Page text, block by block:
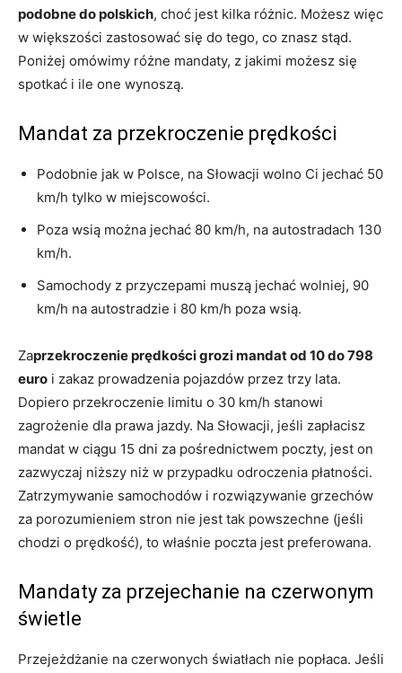
podobne do polskich, choć jest kilka różnic. Możesz więc
w większości zastosować się do tego, co znasz stąd.
Poniżej omówimy różne mandaty, z jakimi możesz się
spotkać i ile one wynoszą.
Mandat za przekroczenie prędkości
Podobnie jak w Polsce, na Słowacji wolno Ci jechać 50
km/h tylko w miejscowości.
Poza wsią można jechać 80 km/h, na autostradach 130
km/h.
Samochody z przyczepami muszą jechać wolniej, 90
km/h na autostradzie i 80 km/h poza wsią.
Zaprzekroczenie prędkości grozi mandat od 10 do 798
euro i zakaz prowadzenia pojazdów przez trzy lata.
Dopiero przekroczenie limitu o 30 km/h stanowi
zagrożenie dla prawa jazdy. Na Słowacji, jeśli zapłacisz
mandat w ciągu 15 dni za pośrednictwem poczty, jest on
zazwyczaj niższy niż w przypadku odroczenia płatności.
Zatrzymywanie samochodów i rozwiązywanie grzechów
za porozumieniem stron nie jest tak powszechne (jeśli
chodzi o prędkość), to właśnie poczta jest preferowana.
Mandaty za przejechanie na czerwonym
świetle
Przejeżdżanie na czerwonych światłach nie popłaca. Jeśli